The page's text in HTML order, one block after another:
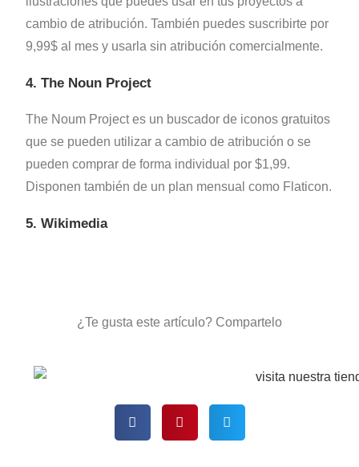
cambio de atribución. También puedes suscribirte por
9,99$ al mes y usarla sin atribución comercialmente.
4. The Noun Project
The Noum Project es un buscador de iconos gratuitos
que se pueden utilizar a cambio de atribución o se
pueden comprar de forma individual por $1,99.
Disponen también de un plan mensual como Flaticon.
5. Wikimedia
¿Te gusta este artículo? Compartelo